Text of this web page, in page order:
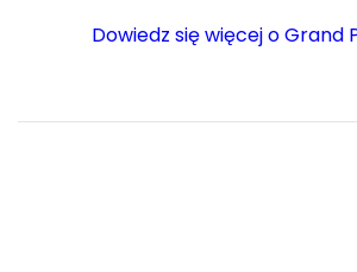
Dowiedz się więcej o Grand